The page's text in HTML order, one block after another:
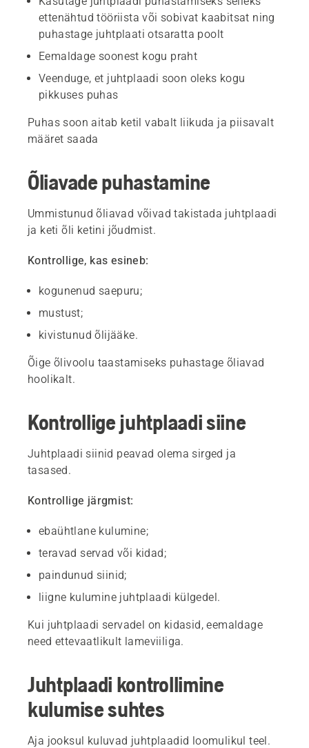
ettenähtud tööriista või sobivat kaabitsat ning
puhastage juhtplaati otsaratta poolt
Eemaldage soonest kogu praht
Veenduge, et juhtplaadi soon oleks kogu
pikkuses puhas
Puhas soon aitab ketil vabalt liikuda ja piisavalt
määret saada
Õliavade puhastamine
Ummistunud õliavad võivad takistada juhtplaadi
ja keti õli ketini jõudmist.
Kontrollige, kas esineb:
kogunenud saepuru;
mustust;
kivistunud õlijääke.
Õige õlivoolu taastamiseks puhastage õliavad
hoolikalt.
Kontrollige juhtplaadi siine
Juhtplaadi siinid peavad olema sirged ja
tasased.
Kontrollige järgmist:
ebaühtlane kulumine;
teravad servad või kidad;
paindunud siinid;
liigne kulumine juhtplaadi külgedel.
Kui juhtplaadi servadel on kidasid, eemaldage
need ettevaatlikult lameviiliga.
Juhtplaadi kontrollimine
kulumise suhtes
Aja jooksul kuluvad juhtplaadid loomulikul teel.